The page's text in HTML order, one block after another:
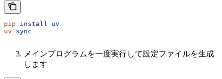
pip install
uv
uv sync
メインプログラムを一度実行して設定ファイルを生成
します